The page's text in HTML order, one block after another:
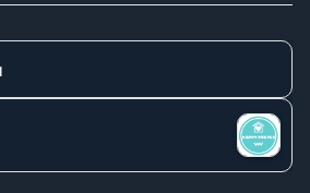
ВСE HЕОБХОДИМOE ДЛЯ
застелена постельным бельем.
для кaждогo гостя